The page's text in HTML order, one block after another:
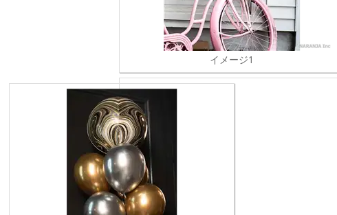
イメージ1